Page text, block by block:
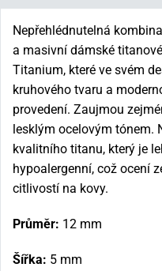
Nepřehlédnutelná
a masivní dámské
Titanium, které ve svém
kruhového tvaru a
provedení. Zaujmou
lesklým ocelovým tónem.
kvalitního titanu, který je
hypoalergenní, což ocení
citlivostí na kovy.
Průměr: 12 mm
Šířka: 5 mm